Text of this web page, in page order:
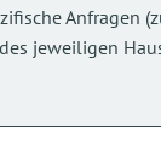
Anfragen
jeweiligen